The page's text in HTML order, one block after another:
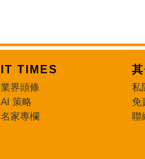
IT TIMES
業界頭條
AI 策略
名家專欄
私
免
聯